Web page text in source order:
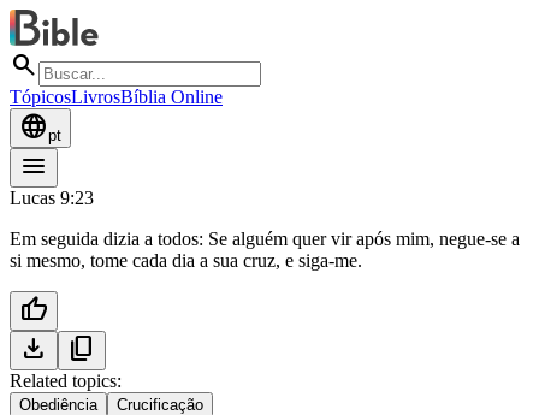
search
TópicosLivrosBíblia Online
languagept
menu
Lucas 9:23
Em seguida dizia a todos: Se alguém quer vir após mim, negue-se a
si mesmo, tome cada dia a sua cruz, e siga-me.
thumb_up
download
content_copy
Related topics:
Obediência Crucificação